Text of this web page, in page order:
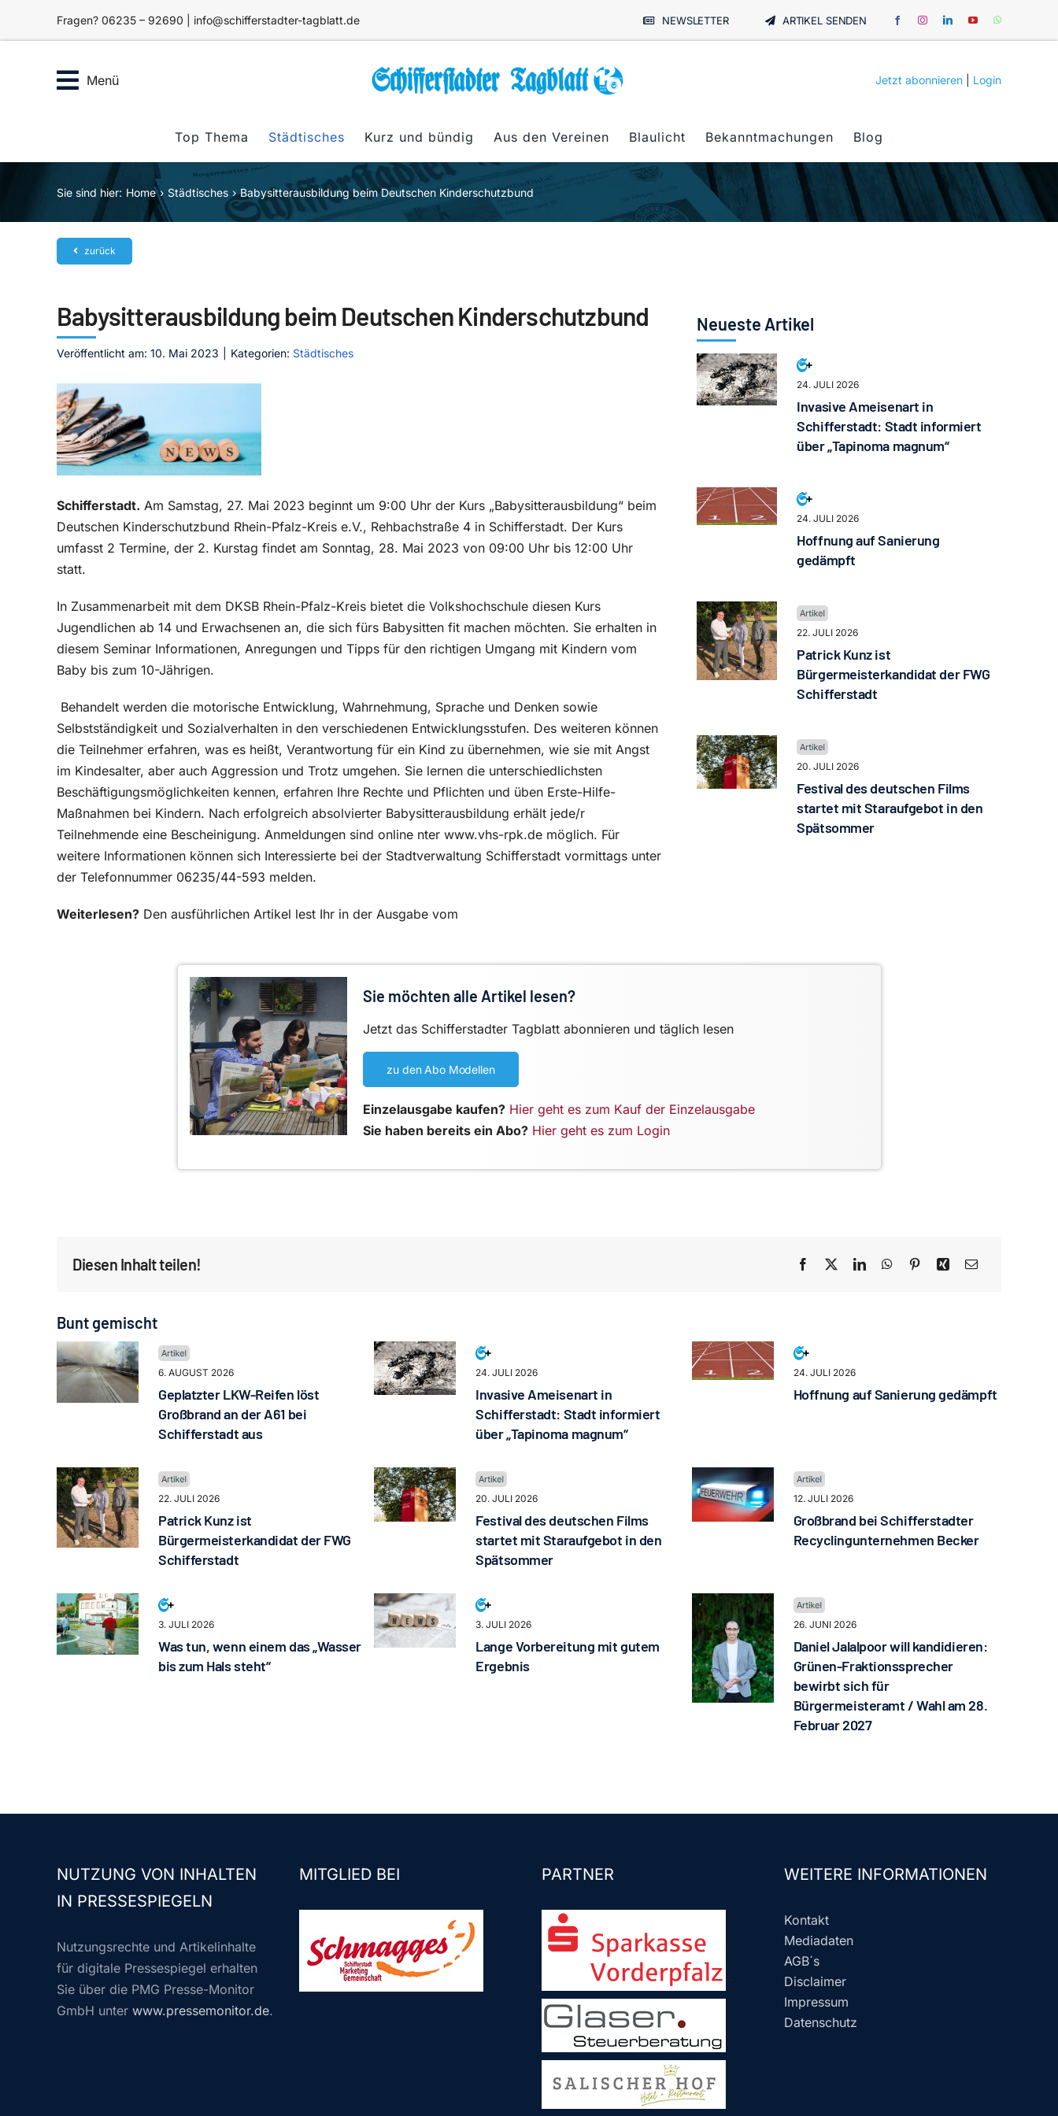
Fragen? 06235 – 92690 | info@schifferstadter-tagblatt.de NEWSLETTER ARTIKEL SENDEN
Menü Jetzt abonnieren Login
Top Thema Städtisches Kurz und bündig Aus den Vereinen Blaulicht Bekanntmachungen Blog
Sie sind hier: Home Städtisches Babysitterausbildung beim Deutschen Kinderschutzbund
zurück
Babysitterausbildung beim Deutschen Kinderschutzbund
Veröffentlicht am: 10. Mai 2023 Kategorien: Städtisches
Schifferstadt. Am Samstag, 27. Mai 2023 beginnt um 9:00 Uhr der Kurs „Babysitterausbildung“ beim
Deutschen Kinderschutzbund Rhein-Pfalz-Kreis e.V., Rehbachstraße 4 in Schifferstadt. Der Kurs
umfasst 2 Termine, der 2. Kurstag findet am Sonntag, 28. Mai 2023 von 09:00 Uhr bis 12:00 Uhr
statt.
In Zusammenarbeit mit dem DKSB Rhein-Pfalz-Kreis bietet die Volkshochschule diesen Kurs
Jugendlichen ab 14 und Erwachsenen an, die sich fürs Babysitten fit machen möchten. Sie erhalten in
diesem Seminar Informationen, Anregungen und Tipps für den richtigen Umgang mit Kindern vom
Baby bis zum 10-Jährigen.
Behandelt werden die motorische Entwicklung, Wahrnehmung, Sprache und Denken sowie
Selbstständigkeit und Sozialverhalten in den verschiedenen Entwicklungsstufen. Des weiteren können
die Teilnehmer erfahren, was es heißt, Verantwortung für ein Kind zu übernehmen, wie sie mit Angst
im Kindesalter, aber auch Aggression und Trotz umgehen. Sie lernen die unterschiedlichsten
Beschäftigungsmöglichkeiten kennen, erfahren Ihre Rechte und Pflichten und üben Erste-Hilfe-
Maßnahmen bei Kindern. Nach erfolgreich absolvierter Babysitterausbildung erhält jede/r
Teilnehmende eine Bescheinigung. Anmeldungen sind online nter www.vhs-rpk.de möglich. Für
weitere Informationen können sich Interessierte bei der Stadtverwaltung Schifferstadt vormittags unter
der Telefonnummer 06235/44-593 melden.
Weiterlesen? Den ausführlichen Artikel lest Ihr in der Ausgabe vom
Neueste Artikel
24. JULI 2026
Invasive Ameisenart in
Schifferstadt: Stadt informiert
über „Tapinoma magnum“
24. JULI 2026
Hoffnung auf Sanierung
gedämpft
22. JULI 2026
Patrick Kunz ist
Bürgermeisterkandidat der FWG
Schifferstadt
20. JULI 2026
Festival des deutschen Films
startet mit Staraufgebot in den
Spätsommer
Sie möchten alle Artikel lesen?
Jetzt das Schifferstadter Tagblatt abonnieren und täglich lesen
zu den Abo Modellen
Einzelausgabe kaufen? Hier geht es zum Kauf der Einzelausgabe
Sie haben bereits ein Abo? Hier geht es zum Login
Diesen Inhalt teilen!
Bunt gemischt
6. AUGUST 2026
Geplatzter LKW-Reifen löst
Großbrand an der A61 bei
Schifferstadt aus
24. JULI 2026
Invasive Ameisenart in
Schifferstadt: Stadt informiert
über „Tapinoma magnum“
24. JULI 2026
Hoffnung auf Sanierung gedämpft
22. JULI 2026
Patrick Kunz ist
Bürgermeisterkandidat der FWG
Schifferstadt
20. JULI 2026
Festival des deutschen Films
startet mit Staraufgebot in den
Spätsommer
12. JULI 2026
Großbrand bei Schifferstadter
Recyclingunternehmen Becker
3. JULI 2026
Was tun, wenn einem das „Wasser
bis zum Hals steht“
3. JULI 2026
Lange Vorbereitung mit gutem
Ergebnis
26. JUNI 2026
Daniel Jalalpoor will kandidieren:
Grünen-Fraktionssprecher
bewirbt sich für
Bürgermeisteramt / Wahl am 28.
Februar 2027
NUTZUNG VON INHALTEN
IN PRESSESPIEGELN
Nutzungsrechte und Artikelinhalte
für digitale Pressespiegel erhalten
Sie über die PMG Presse-Monitor
GmbH unter www.pressemonitor.de.
MITGLIED BEI PARTNER WEITERE INFORMATIONEN
Kontakt
Mediadaten
AGB´s
Disclaimer
Impressum
Datenschutz